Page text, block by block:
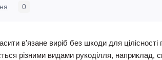
0
в'язане виріб без шкоди для цілісності
різними видами рукоділля, наприклад,